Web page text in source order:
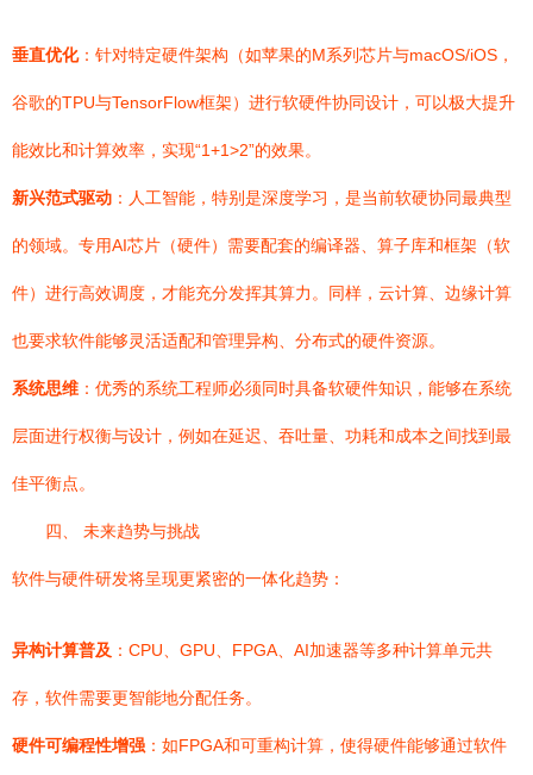
垂直优化：针对特定硬件架构（如苹果的M系列芯片与macOS/iOS，
谷歌的TPU与TensorFlow框架）进行软硬件协同设计，可以极大提升
能效比和计算效率，实现“1+1>2”的效果。
新兴范式驱动 ：人工智能，特别是深度学习，是当前软硬协同最典型
的领域。专用AI芯片（硬件）需要配套的编译器、算子库和框架（软
件）进行高效调度，才能充分发挥其算力。同样，云计算、边缘计算
也要求软件能够灵活适配和管理异构、分布式的硬件资源。
系统思维 ：优秀的系统工程师必须同时具备软硬件知识，能够在系统
层面进行权衡与设计，例如在延迟、吞吐量、功耗和成本之间找到最
佳平衡点。
四、 未来趋势与挑战
软件与硬件研发将呈现更紧密的一体化趋势：
异构计算普及 ：CPU、GPU、FPGA、AI加速器等多种计算单元共
存，软件需要更智能地分配任务。
硬件可编程性增强 ：如FPGA和可重构计算，使得硬件能够通过软件